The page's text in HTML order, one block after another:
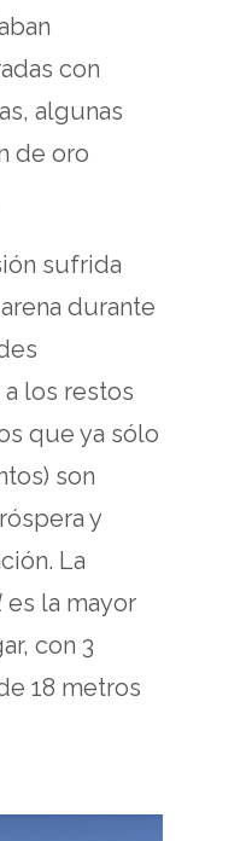
con
algunas
de oro
sufrida
durante
los restos
que ya sólo
son
y
La
es la mayor
con 3
18 metros